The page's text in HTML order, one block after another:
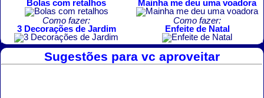
Bolas com retalhos
Mainha me deu uma voadora
Como fazer:
3 Decorações de Jardim
Como fazer:
Enfeite de Natal
Sugestões para vc aproveitar